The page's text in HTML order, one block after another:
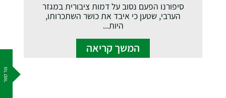
צור קשר
סיפורנו הפעם נסוב על דמות ציבורית במגזר
הערבי, שטען כי איבד את כושר השתכרותו,
היות...
המשך קריאה